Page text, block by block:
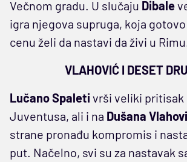
Večnom gradu. U slučaju Dibale
igra njegova supruga, koja
cenu želi da nastavi da živi u
VLAHOVIĆ I DESET
Lučano Spaleti vrši veliki pritisak
Juventusa, ali i na Dušana
strane pronađu kompromis i
put. Načelno, svi su za nastavak